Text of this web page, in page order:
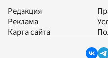
Редакция
Реклама
Карта сайта